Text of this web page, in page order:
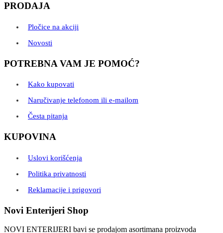
PRODAJA
Pločice na akciji
Novosti
POTREBNA VAM JE POMOĆ?
Kako kupovati
Naručivanje telefonom ili e-mailom
Česta pitanja
KUPOVINA
Uslovi korišćenja
Politika privatnosti
Reklamacije i prigovori
Novi Enterijeri Shop
NOVI ENTERIJERI bavi se prodajom asortimana proizvoda